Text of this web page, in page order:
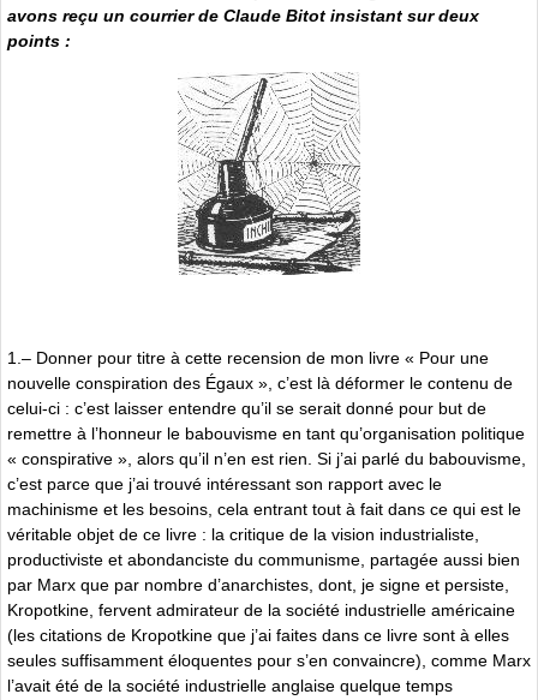
avons reçu un courrier de Claude Bitot insistant sur deux
points :
1.– Donner pour titre à cette recension de mon livre « Pour une
nouvelle conspiration des Égaux », c’est là déformer le contenu de
celui-ci : c’est laisser entendre qu’il se serait donné pour but de
remettre à l’honneur le babouvisme en tant qu’organisation politique
« conspirative », alors qu’il n’en est rien. Si j’ai parlé du babouvisme,
c’est parce que j’ai trouvé intéressant son rapport avec le
machinisme et les besoins, cela entrant tout à fait dans ce qui est le
véritable objet de ce livre : la critique de la vision industrialiste,
productiviste et abondanciste du communisme, partagée aussi bien
par Marx que par nombre d’anarchistes, dont, je signe et persiste,
Kropotkine, fervent admirateur de la société industrielle américaine
(les citations de Kropotkine que j’ai faites dans ce livre sont à elles
seules suffisamment éloquentes pour s’en convaincre), comme Marx
l’avait été de la société industrielle anglaise quelque temps